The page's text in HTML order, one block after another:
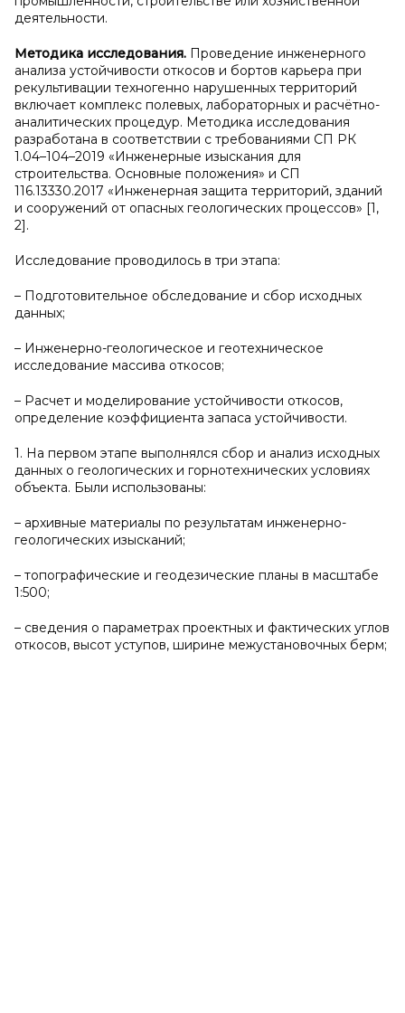
деятельности.
Методика исследования. Проведение инженерного
анализа устойчивости откосов и бортов карьера при
рекультивации техногенно нарушенных территорий
включает комплекс полевых, лабораторных и расчётно-
аналитических процедур. Методика исследования
разработана в соответствии с требованиями СП РК
1.04–104–2019 «Инженерные изыскания для
строительства. Основные положения» и СП
116.13330.2017 «Инженерная защита территорий, зданий
и сооружений от опасных геологических процессов» [1,
2].
Исследование проводилось в три этапа:
– Подготовительное обследование и сбор исходных
данных;
– Инженерно-геологическое и геотехническое
исследование массива откосов;
– Расчет и моделирование устойчивости откосов,
определение коэффициента запаса устойчивости.
1. На первом этапе выполнялся сбор и анализ исходных
данных о геологических и горнотехнических условиях
объекта. Были использованы:
– архивные материалы по результатам инженерно-
геологических изысканий;
– топографические и геодезические планы в масштабе
1:500;
– сведения о параметрах проектных и фактических углов
откосов, высот уступов, ширине межустановочных берм;